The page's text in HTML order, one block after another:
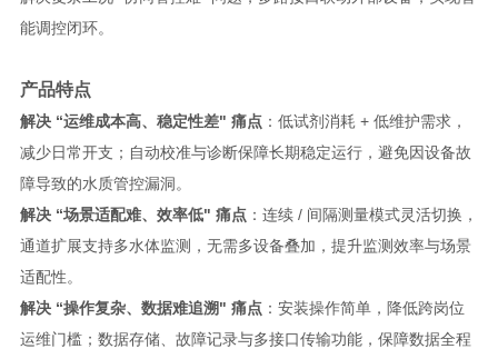
能调控闭环。
产品特点
解决 “运维成本高、稳定性差" 痛点：低试剂消耗 + 低维护需求，
减少日常开支；自动校准与诊断保障长期稳定运行，避免因设备故
障导致的水质管控漏洞。
解决 “场景适配难、效率低" 痛点：连续 / 间隔测量模式灵活切换，
通道扩展支持多水体监测，无需多设备叠加，提升监测效率与场景
适配性。
解决 “操作复杂、数据难追溯" 痛点：安装操作简单，降低跨岗位
运维门槛；数据存储、故障记录与多接口传输功能，保障数据全程